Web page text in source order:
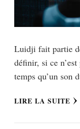
Luidji fait partie
définir, si ce
temps qu’un son
LIRE LA SUITE